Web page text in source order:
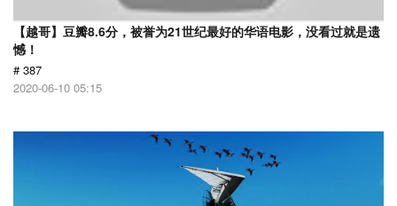
【越哥】豆瓣8.6分，被誉为21世纪最好的华语电影，没看过就是遗
憾！
# 387
2020-06-10 05:15